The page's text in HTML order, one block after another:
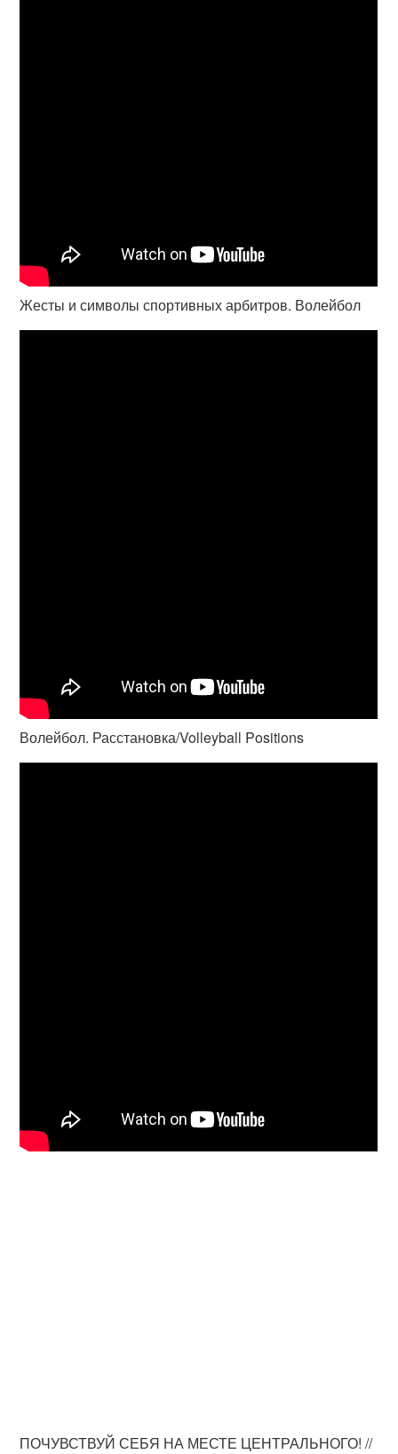
Жесты и символы спортивных арбитров. Волейбол
Волейбол. Расстановка/Volleyball Positions
ПОЧУВСТВУЙ СЕБЯ НА МЕСТЕ ЦЕНТРАЛЬНОГО! //